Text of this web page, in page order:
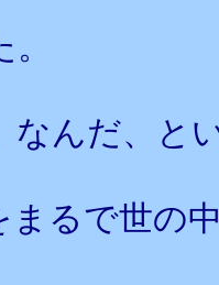
なんだ、と
まるで世の